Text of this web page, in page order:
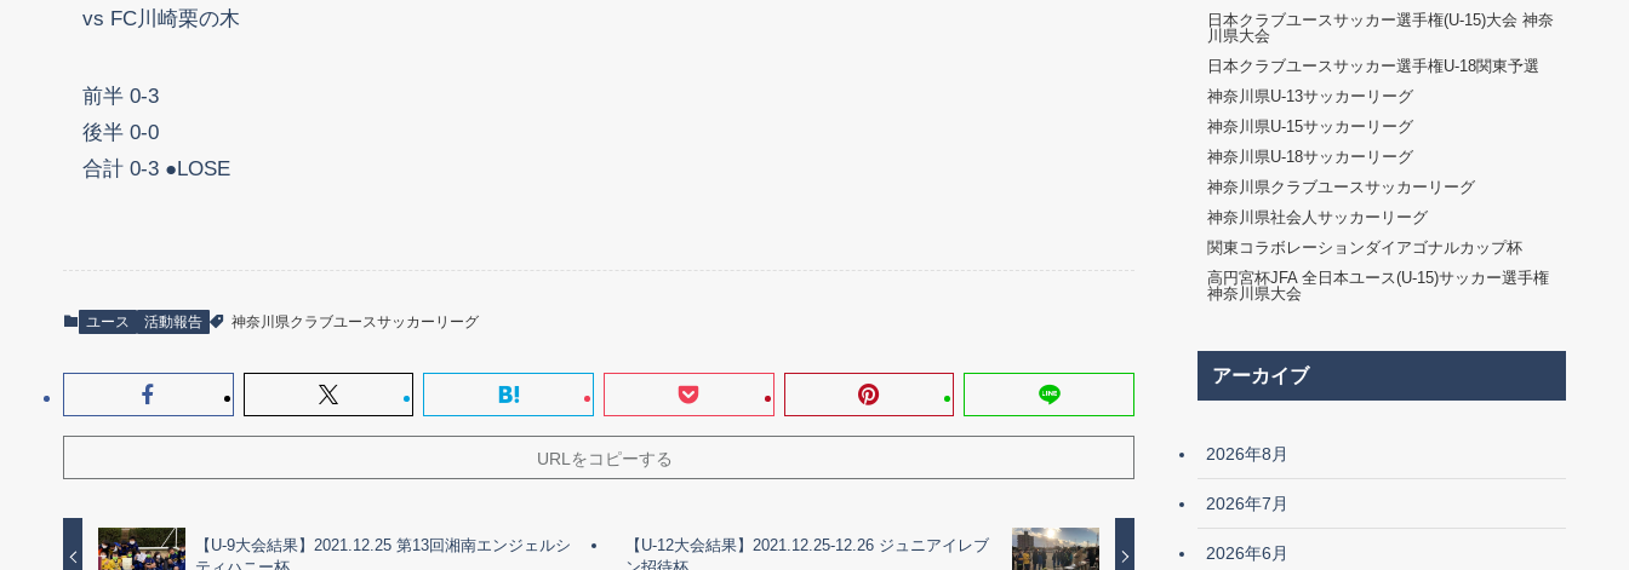
vs FC川崎栗の木
前半 0-3
後半 0-0
合計 0-3 ●LOSE
ユース 活動報告 神奈川県クラブユースサッカーリーグ
URLをコピーする
【U-9大会結果】2021.12.25 第13回湘南エンジェルシ
【U-12大会結果】2021.12.25-12.26 ジュニアイレブ
日本クラブユースサッカー選手権(U-15)大会 神奈
川県大会
日本クラブユースサッカー選手権U-18関東予選
神奈川県U-13サッカーリーグ
神奈川県U-15サッカーリーグ
神奈川県U-18サッカーリーグ
神奈川県クラブユースサッカーリーグ
神奈川県社会人サッカーリーグ
関東コラボレーションダイアゴナルカップ杯
高円宮杯JFA 全日本ユース(U-15)サッカー選手権
神奈川県大会
アーカイブ
2026年8月
2026年7月
2026年6月